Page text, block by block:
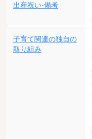
出産祝い-備考
子育て関連の独自の
取り組み